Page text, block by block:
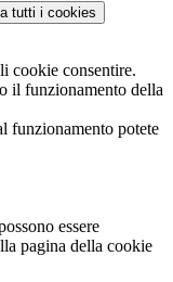
tutti i cookies
cookie consentire.
il funzionamento della
funzionamento potete
essere
pagina della cookie